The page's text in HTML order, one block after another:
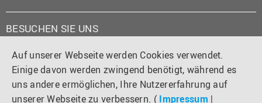
Auf unserer Webseite werden Cookies verwendet.
Einige davon werden zwingend benötigt, während es
uns andere ermöglichen, Ihre Nutzererfahrung auf
unserer Webseite zu verbessern. ( Impressum |
BESUCHEN SIE UNS
Instagram
TiktokLinkedIn
YouTube
Facebook